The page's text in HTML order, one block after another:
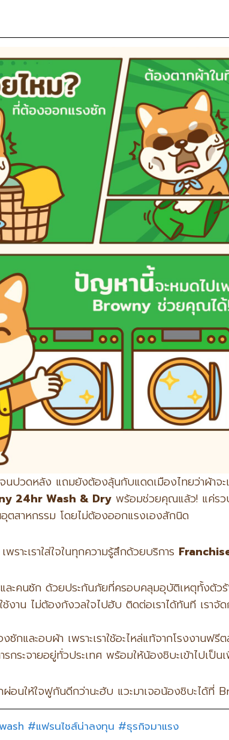
ปวดหลัง แถมยังต้องลุ้นกับแดดเมืองไทยว่าผ้าจ
24hr Wash & Dry พร้อมช่วยคุณแล้ว! แค่รว
สาหกรรม โดยไม่ต้องออกแรงเองสักนิด
าะเราใส่ใจในทุกความรู้สึกด้วยบริการ
และคนซัก ด้วยประกันภัยที่ครอบคลุมอุบัติเหตุทั้งตัวร้
งาน ไม่ต้องกังวลใจไปฮับ ติดต่อเราได้ทันที เราจั
ซักและอบผ้า เพราะเราใช้อะไหล่แท้จากโรงงานฟรี
ารกระจายอยู่ทั่วประเทศ พร้อมให้น้องชิบะเข้าไปเ
อนให้ใจฟูกันดีกว่านะฮับ แวะมาเจอน้องชิบะได้ที่
#แฟรนไชส์น่าลงทุน #ธุรกิจมาแรง